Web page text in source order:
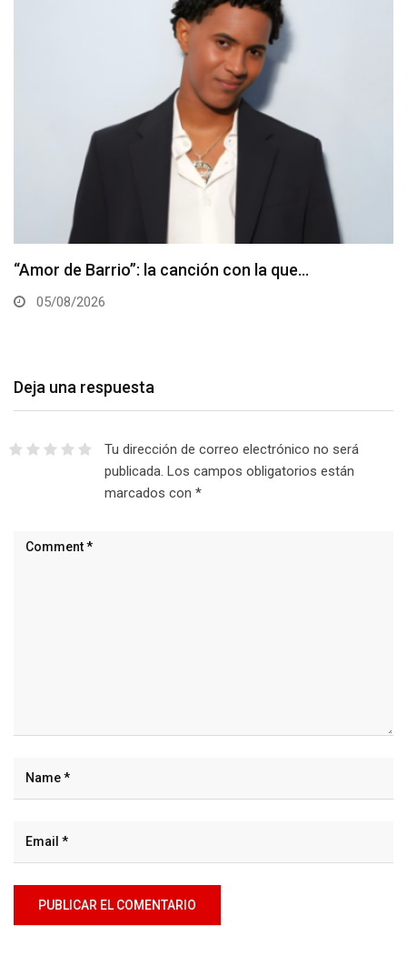
“Amor de Barrio”: la canción con la que…
05/08/2026
Deja una respuesta
Tu dirección de correo electrónico no será
publicada. Los campos obligatorios están
marcados con *